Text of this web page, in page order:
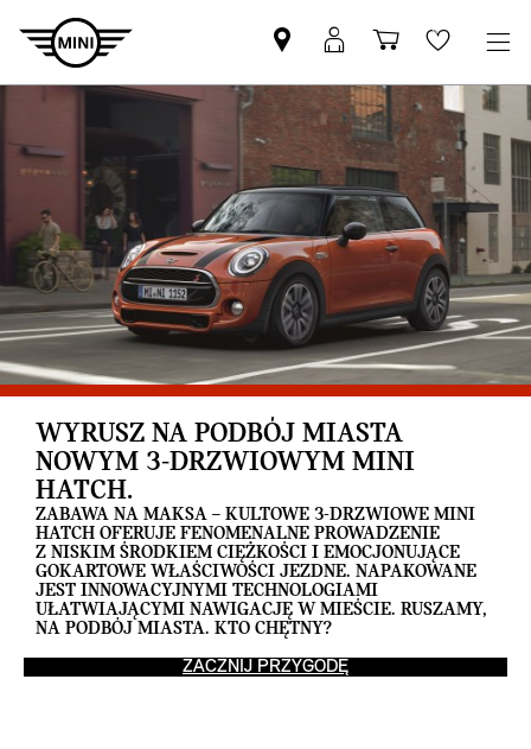
Znajdź
Partnera
MINI
Logowanie
MyMini
KoszykWishlist
WYRUSZ NA PODBÓJ MIASTA
NOWYM 3-DRZWIOWYM MINI
HATCH.
ZABAWA NA MAKSA – KULTOWE 3-DRZWIOWE MINI
HATCH OFERUJE FENOMENALNE PROWADZENIE
Z NISKIM ŚRODKIEM CIĘŻKOŚCI I EMOCJONUJĄCE
GOKARTOWE WŁAŚCIWOŚCI JEZDNE. NAPAKOWANE
JEST INNOWACYJNYMI TECHNOLOGIAMI
UŁATWIAJĄCYMI NAWIGACJĘ W MIEŚCIE. RUSZAMY,
NA PODBÓJ MIASTA. KTO CHĘTNY?
ZACZNIJ PRZYGODĘ